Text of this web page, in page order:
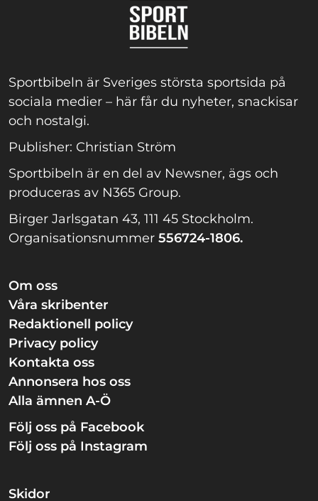
Sportbibeln är Sveriges största sportsida på
sociala medier – här får du nyheter, snackisar
och nostalgi.
Publisher: Christian Ström
Sportbibeln är en del av Newsner, ägs och
produceras av N365 Group.
Birger Jarlsgatan 43, 111 45 Stockholm.
Organisationsnummer 556724-1806.
Om oss
Våra skribenter
Redaktionell policy
Privacy policy
Kontakta oss
Annonsera hos oss
Alla ämnen A-Ö
Följ oss på Facebook
Följ oss på Instagram
Skidor